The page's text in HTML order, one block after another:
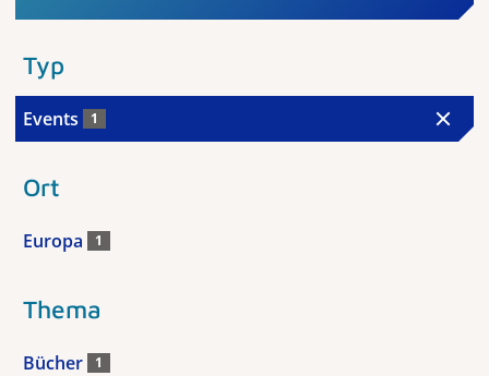
Typ
Events 1
Ort
Europa 1
Thema
Bücher 1